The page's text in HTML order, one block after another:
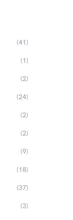
(41)
(1)
(2)
(24)
(2)
(2)
(9)
(18)
(37)
(3)